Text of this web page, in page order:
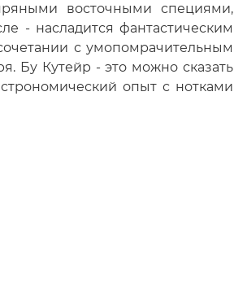
восточными специями,
- насладится фантастическим
с умопомрачительным
Бу Кутейр - это можно сказать
опыт с нотками